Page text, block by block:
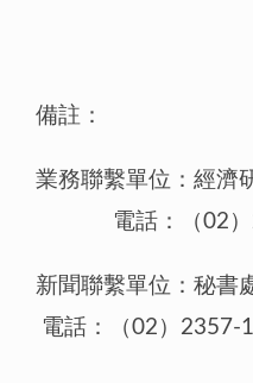
備註：
業務聯繫單位：經濟
電話：（02）
新聞聯繫單位
電話：（02）2357-